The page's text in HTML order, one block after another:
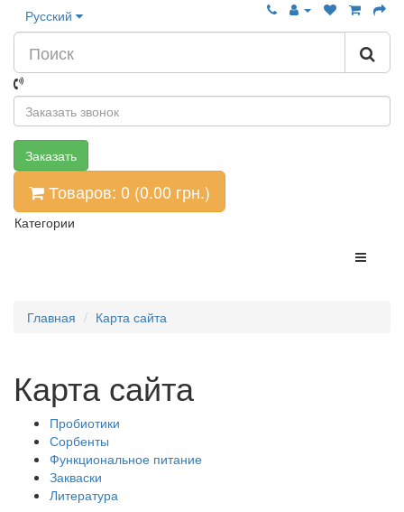
Русский
Заказать
Товаров: 0 (0.00 грн.)
Категории
Главная Карта сайта
Карта сайта
Пробиотики
Сорбенты
Функциональное питание
Закваски
Литература